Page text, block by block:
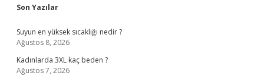
Sidebar
Son Yazılar
Suyun en yüksek sıcaklığı nedir ?
Ağustos 8, 2026
Kadınlarda 3XL kaç beden ?
Ağustos 7, 2026